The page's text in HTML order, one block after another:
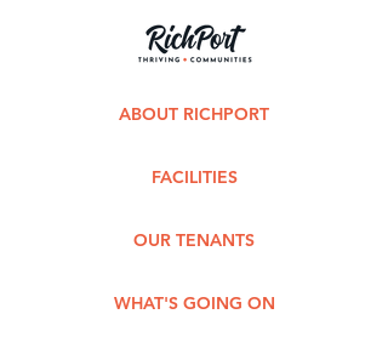
ABOUT RICHPORT
FACILITIES
OUR TENANTS
WHAT'S GOING ON